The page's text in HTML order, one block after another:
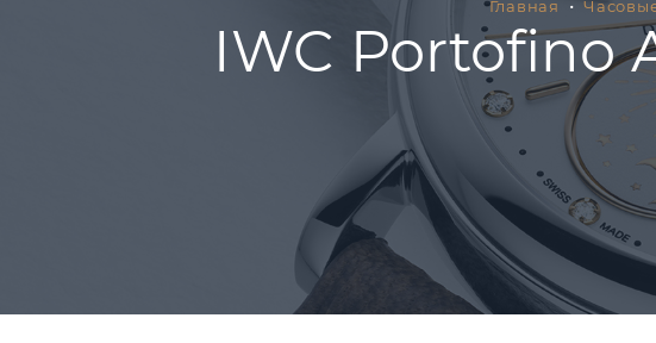
Главная
IWC Portofino